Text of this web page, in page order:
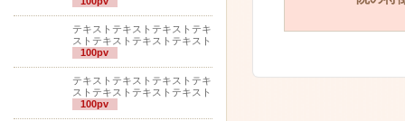
テキストテキストテキストテキ
ストテキストテキストテキスト
100pv
テキストテキストテキストテキ
ストテキストテキストテキスト
100pv